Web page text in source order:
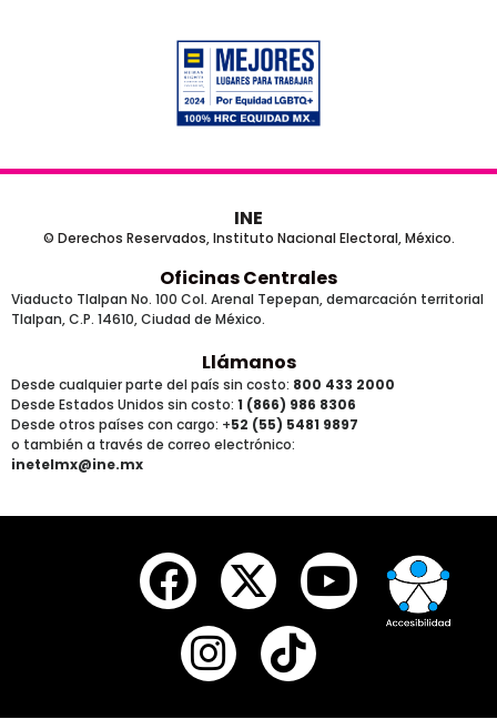
INE
© Derechos Reservados, Instituto Nacional Electoral, México.
Oficinas Centrales
Viaducto Tlalpan No. 100 Col. Arenal Tepepan, demarcación territorial
Tlalpan, C.P. 14610, Ciudad de México.
Llámanos
Desde cualquier parte del país sin costo: 800 433 2000
Desde Estados Unidos sin costo: 1 (866) 986 8306
Desde otros países con cargo: +52 (55) 5481 9897
o también a través de correo electrónico:
inetelmx@ine.mx